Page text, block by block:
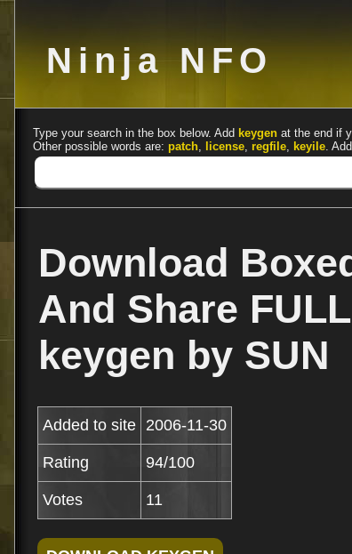
Ninja NFO
Type your search in the box below. Add keygen at the end if
Other possible words are: patch, license, regfile, keyile.
Download
And Share
keygen by SUN
Added to site 2006-11-30
Rating 94/100
Votes 11